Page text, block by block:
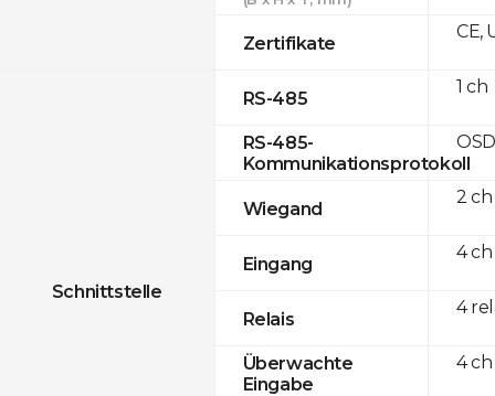
Zertifikate
Schnittstelle
RS-485
RS-485-
Kommunikationsprotokoll
Wiegand
Eingang
Relais
Überwachte
Eingabe
CE,
1 ch
2
4 ch
4
4 ch